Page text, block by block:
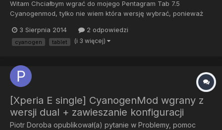
Witam Chciałbym wgrać do mojego Pentagram Tab 7.5
Cyanogenmod, tylko nie wiem która wersję wybrać, ponieważ
oficjalnie wspierany.
3 Sierpnia 2014 2 odpowiedzi
cyanogen tablet (i 3 więcej)
[Xperia E single] CyanogenMod wgrany z
wersji dual + zawieszanie konfiguracji
Piotr Doroba opublikował(a) pytanie w Problemy, pomoc